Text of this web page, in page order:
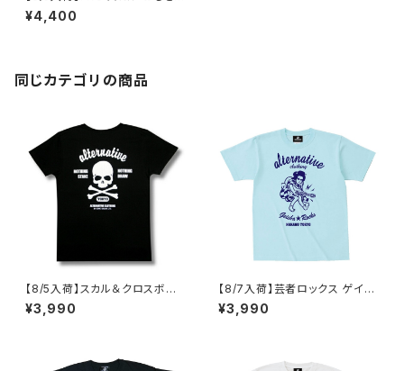
Tシャツ おもしろ パロディ プレ
ゼント ギフト 丈夫 大きいサイズ
alt-s at-72bk
¥4,400
同じカテゴリの商品
【8/5入荷】スカル＆クロスボー
ン Tシャツ NOTHING STAKE
NOTHING DRAW ブラック 黒
¥3,990
【8/7入荷】芸者ロックス ゲイシ
ャ GEISHA ROCKS 階Ｇ子&オ
ルタナティヴ・コラボ 半袖 Tシャ
¥3,990